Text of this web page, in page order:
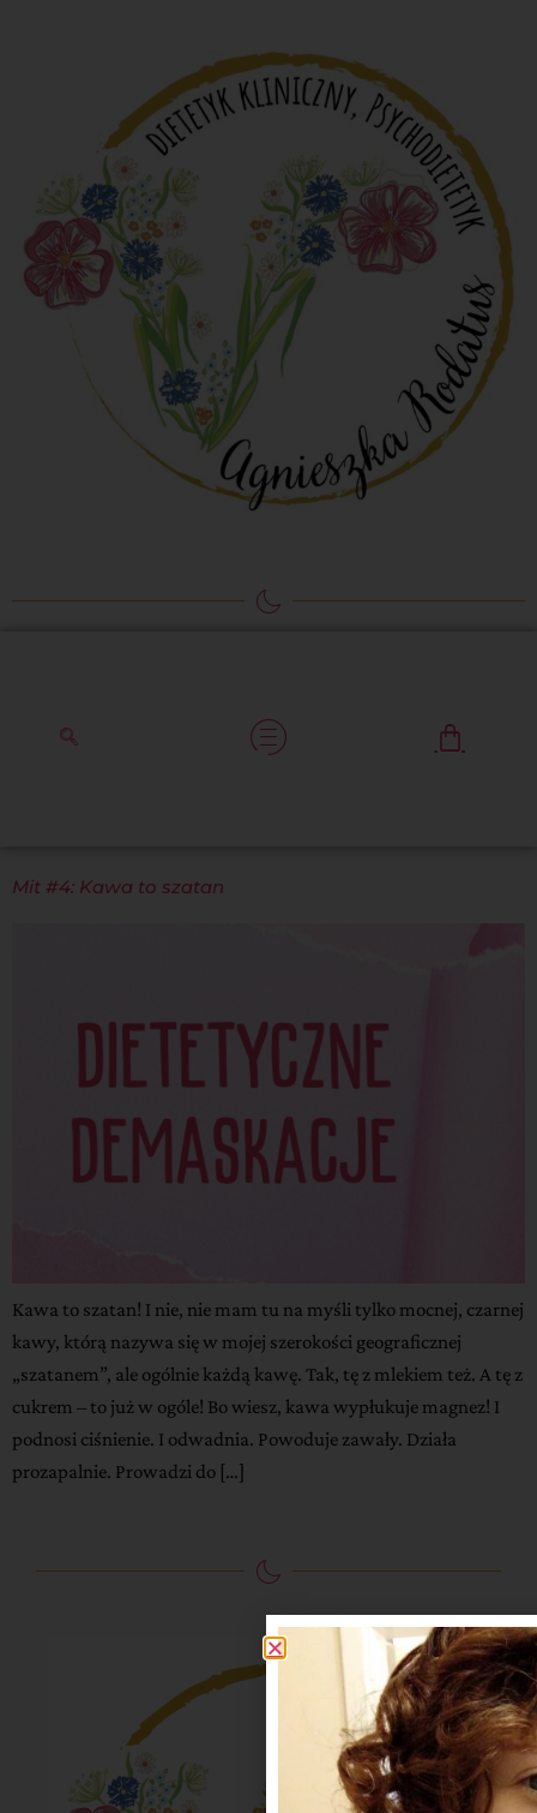
Mit #4: Kawa to szatan
Kawa to szatan! I nie, nie mam tu na myśli tylko mocnej, czarnej
kawy, którą nazywa się w mojej szerokości geograficznej
„szatanem”, ale ogólnie każdą kawę. Tak, tę z mlekiem też. A tę z
cukrem – to już w ogóle! Bo wiesz, kawa wypłukuje magnez! I
podnosi ciśnienie. I odwadnia. Powoduje zawały. Działa
prozapalnie. Prowadzi do […]